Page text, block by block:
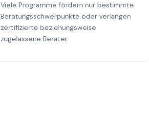
Viele Programme fördern nur bestimmte
Beratungsschwerpunkte oder verlangen
zertifizierte beziehungsweise
zugelassene Berater.